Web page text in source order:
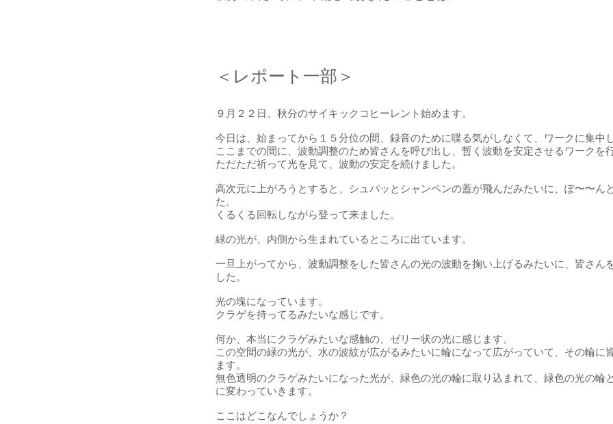
＜レポート一部＞
９月２２日、秋分のサイキックコヒーレント始めます。
今日は、始まってから１５分位の間、録音のために喋る気がしなくて、ワークに集中
ここまでの間に、波動調整のため皆さんを呼び出し、暫く波動を安定させるワークを
ただただ祈って光を見て、波動の安定を続けました。
高次元に上がろうとすると、シュパッとシャンペンの蓋が飛んだみたいに、ぽ〜〜ん
た。
くるくる回転しながら登って来ました。
緑の光が、内側から生まれているところに出ています。
一旦上がってから、波動調整をした皆さんの光の波動を掬い上げるみたいに、皆さん
した。
光の塊になっています。
クラゲを持ってるみたいな感じです。
何か、本当にクラゲみたいな感触の、ゼリー状の光に感じます。
この空間の緑の光が、水の波紋が広がるみたいに輪になって広がっていて、その輪に
ます。
無色透明のクラゲみたいになった光が、緑色の光の輪に取り込まれて、緑色の光の輪
に変わっていきます。
ここはどこなんでしょうか？